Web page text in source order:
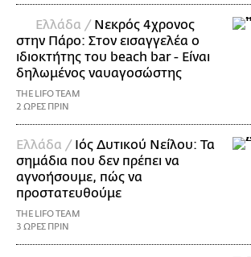
Ελλάδα / Νεκρός 4χρονος
στην Πάρο: Στον εισαγγελέα ο
ιδιοκτήτης του beach bar - Είναι
δηλωμένος ναυαγοσώστης
THE LIFO TEAM
2 ΩΡΕΣ ΠΡΙΝ
Ελλάδα / Ιός Δυτικού Νείλου: Τα
σημάδια που δεν πρέπει να
αγνοήσουμε, πώς να
προστατευθούμε
THE LIFO TEAM
3 ΩΡΕΣ ΠΡΙΝ